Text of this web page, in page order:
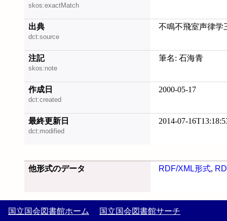
skos:exactMatch
出典
dct:source
不鳴不飛室声律学
注記
skos:note
筆名: 石海青
作成日
dct:created
2000-05-17
最終更新日
dct:modified
2014-07-
他形式のデータ RDF/XML形式,
国立国会図書館ホーム 国立国会図書館サーチ